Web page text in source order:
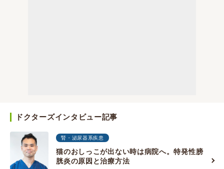
ドクターズインタビュー記事
腎・泌尿器系疾患
猫のおしっこが出ない時は病院へ。特発性膀
胱炎の原因と治療方法